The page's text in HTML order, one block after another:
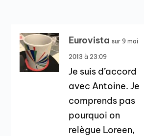
Eurovista sur 9 mai
2013 à 23:09
Je suis d’accord
avec Antoine. Je
comprends pas
pourquoi on
relègue Loreen,